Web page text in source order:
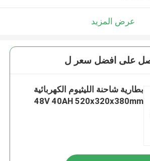
عرض المزيد
على افضل سعر ل
بطارية شاحنة الليثيوم الكهربائية
48V 40AH 520x320x380mm